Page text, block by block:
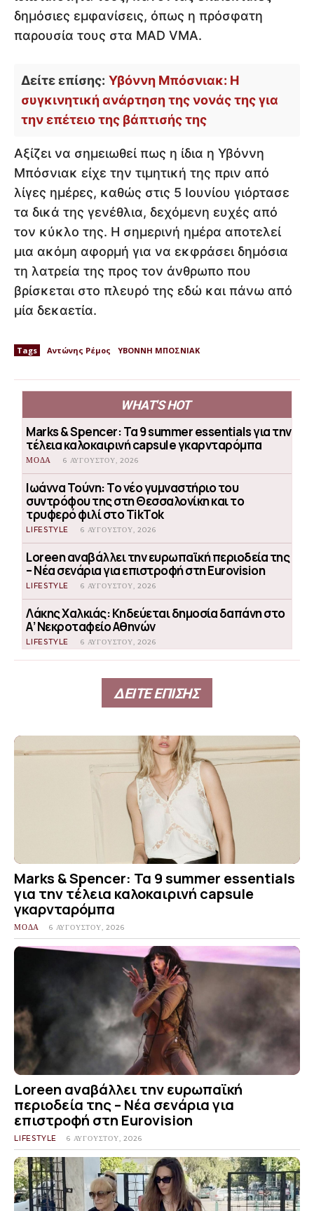
δημόσιες εμφανίσεις, όπως η πρόσφατη
παρουσία τους στα MAD VMA.
Δείτε επίσης: Υβόννη Μπόσνιακ: Η
συγκινητική ανάρτηση της νονάς της για
την επέτειο της βάπτισής της
Αξίζει να σημειωθεί πως η ίδια η Υβόννη
Μπόσνιακ είχε την τιμητική της πριν από
λίγες ημέρες, καθώς στις 5 Ιουνίου γιόρτασε
τα δικά της γενέθλια, δεχόμενη ευχές από
τον κύκλο της. Η σημερινή ημέρα αποτελεί
μια ακόμη αφορμή για να εκφράσει δημόσια
τη λατρεία της προς τον άνθρωπο που
βρίσκεται στο πλευρό της εδώ και πάνω από
μία δεκαετία.
Tags Αντώνης Ρέμος ΥΒΟΝΝΗ ΜΠΟΣΝΙΑΚ
WHAT'S HOT
Marks & Spencer: Τα 9 summer essentials για την
τέλεια καλοκαιρινή capsule γκαρνταρόμπα
ΜΟΔΑ 6 ΑΥΓΟΎΣΤΟΥ, 2026
Ιωάννα Τούνη: Το νέο γυμναστήριο του
συντρόφου της στη Θεσσαλονίκη και το
τρυφερό φιλί στο TikTok
LIFESTYLE 6 ΑΥΓΟΎΣΤΟΥ, 2026
Loreen αναβάλλει την ευρωπαϊκή περιοδεία της
– Νέα σενάρια για επιστροφή στη Eurovision
LIFESTYLE 6 ΑΥΓΟΎΣΤΟΥ, 2026
Λάκης Χαλκιάς: Κηδεύεται δημοσία δαπάνη στο
Α’ Νεκροταφείο Αθηνών
LIFESTYLE 6 ΑΥΓΟΎΣΤΟΥ, 2026
ΔΕΙΤΕ ΕΠΙΣΗΣ
Marks & Spencer: Τα 9 summer essentials
για την τέλεια καλοκαιρινή capsule
γκαρνταρόμπα
ΜΟΔΑ 6 ΑΥΓΟΎΣΤΟΥ, 2026
Loreen αναβάλλει την ευρωπαϊκή
περιοδεία της – Νέα σενάρια για
επιστροφή στη Eurovision
LIFESTYLE 6 ΑΥΓΟΎΣΤΟΥ, 2026